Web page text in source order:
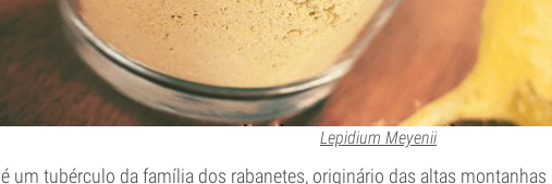
Lepidium Meyenii
é um tubérculo da família dos rabanetes, originário das altas montanhas